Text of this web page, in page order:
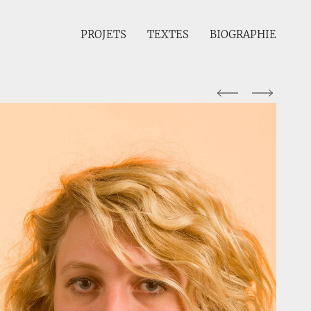
PROJETS TEXTES BIOGRAPHIE